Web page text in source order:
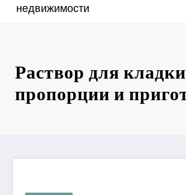
недвижимости
Раствор для
пропорции и